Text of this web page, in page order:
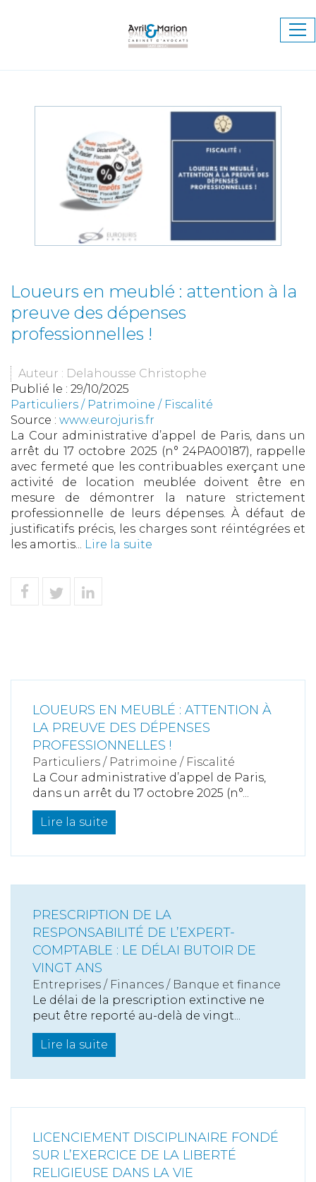
Loueurs en meublé : attention à la
preuve des dépenses
professionnelles !
Auteur : Delahousse Christophe
Publié le : 29/10/2025
Particuliers / Patrimoine / Fiscalité
Source : www.eurojuris.fr
La Cour administrative d’appel de Paris, dans un
arrêt du 17 octobre 2025 (n° 24PA00187), rappelle
avec fermeté que les contribuables exerçant une
activité de location meublée doivent être en
mesure de démontrer la nature strictement
professionnelle de leurs dépenses. À défaut de
justificatifs précis, les charges sont réintégrées et
les amortis... Lire la suite
LOUEURS EN MEUBLÉ : ATTENTION À
LA PREUVE DES DÉPENSES
PROFESSIONNELLES !
Particuliers / Patrimoine / Fiscalité
La Cour administrative d’appel de Paris,
dans un arrêt du 17 octobre 2025 (n°...
Lire la suite
PRESCRIPTION DE LA
RESPONSABILITÉ DE L’EXPERT-
COMPTABLE : LE DÉLAI BUTOIR DE
VINGT ANS
Entreprises / Finances / Banque et finance
Le délai de la prescription extinctive ne
peut être reporté au-delà de vingt...
Lire la suite
LICENCIEMENT DISCIPLINAIRE FONDÉ
SUR L’EXERCICE DE LA LIBERTÉ
RELIGIEUSE DANS LA VIE